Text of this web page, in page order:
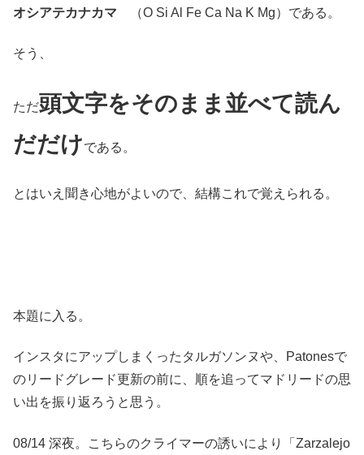
オシアテカナカマ （O Si Al Fe Ca Na K Mg）である。
そう、
ただ頭文字をそのまま並べて読ん
だだけである。
とはいえ聞き心地がよいので、結構これで覚えられる。
本題に入る。
インスタにアップしまくったタルガソンヌや、Patonesで
のリードグレード更新の前に、順を追ってマドリードの思
い出を振り返ろうと思う。
08/14 深夜。こちらのクライマーの誘いにより「Zarzalejo